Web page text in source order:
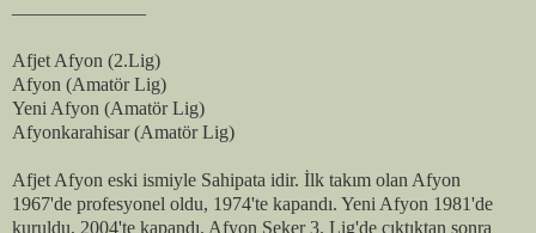
———————
Afjet Afyon (2.Lig)
Afyon (Amatör Lig)
Yeni Afyon (Amatör Lig)
Afyonkarahisar (Amatör Lig)
Afjet Afyon eski ismiyle Sahipata idir. İlk takım olan Afyon
1967'de profesyonel oldu, 1974'te kapandı. Yeni Afyon 1981'de
kuruldu, 2004'te kapandı. Afyon Şeker 3. Lig'de çıktıktan sonra